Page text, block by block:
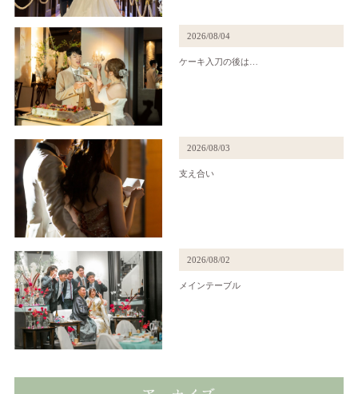
2026/08/04
ケーキ入刀の後は…
2026/08/03
支え合い
2026/08/02
メインテーブル